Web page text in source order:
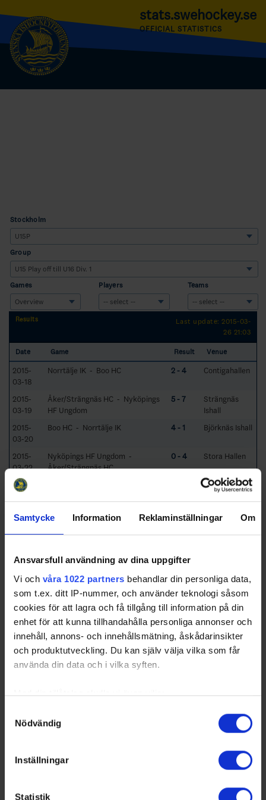
Samtycke Information Reklaminställningar Om
Ansvarsfull användning av dina uppgifter
Vi och våra 1022 partners behandlar din personliga data,
som t.ex. ditt IP-nummer, och använder teknologi såsom
cookies för att lagra och få tillgång till information på din
enhet för att kunna tillhandahålla personliga annonser och
innehåll, annons- och innehållsmätning, åskådarinsikter
och produktutveckling. Du kan själv välja vilka som får
använda din data och i vilka syften.
Med din tillåtelse skulle vi även vilja:
kan ha en noggrannhet på upp till flera meter
Ta reda på mer om hur dina personliga uppgifter
Du kan ändra eller dra tillbaka ditt samtycke när som
Nödvändig
Inställningar
Statistik
stats.swehockey.se
OFFICIAL STATISTICS
Stockholm
Group
Games Players Teams
Results
Last update: 2015-03-
26 21:03
Date Game Result Venue
2015-
03-18
Norrtälje IK - Boo HC 2 - 4 Contigahallen
2015-
03-19
Åker/Strängnäs HC - Nyköpings
HF Ungdom
5 - 7
Strängnäs
Ishall
2015-
03-20
Boo HC - Norrtälje IK 4 - 1 Björknäs Ishall
2015-
03-22
Nyköpings HF Ungdom -
Åker/Strängnäs HC
0 - 4 Stora Hallen
2015-
Stora Hallen
2015-03-22 17:15 Boo HC - Norrtälje IK
Swehockey – Svenska Ishockeyförbundets officiella app
Swehockey ger dig tillgång till nyheter, livebevakning
och statistik för samtliga ishockeyserier som spelas i
periodpaus m.m.
De senaste hockeynyheterna ifrån Svenska
Liverapportering